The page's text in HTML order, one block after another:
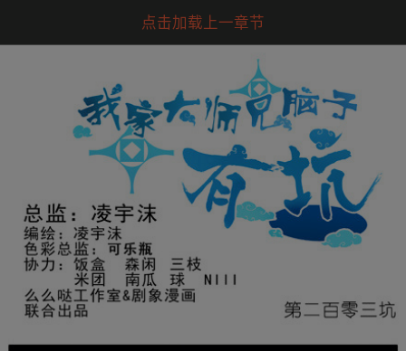
点击加载上一章节